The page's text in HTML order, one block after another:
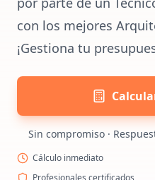
con los mejores
¡Gestiona tu
Sin compromiso ·
Cálculo inmediato
Profesionales certificados